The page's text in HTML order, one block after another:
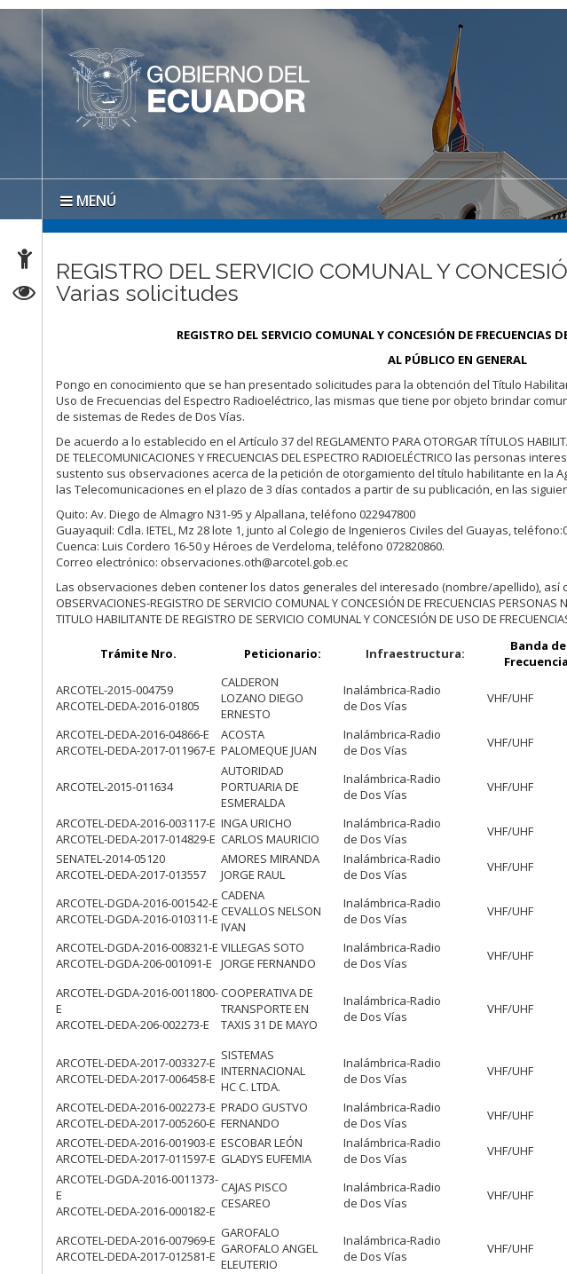
MENÚ
REGISTRO DEL SERVICIO COMUNAL Y
Varias solicitudes
REGISTRO DEL SERVICIO COMUNAL Y CONCESIÓN DE FRECUENCIAS
AL PÚBLICO EN GENERAL
Pongo en conocimiento que se han presentado solicitudes para la obtención del Título
Uso de Frecuencias del Espectro Radioeléctrico, las mismas que tiene por objeto brindar
de sistemas de Redes de Dos Vías.
De acuerdo a lo establecido en el Artículo 37 del REGLAMENTO PARA OTORGAR TÍTULOS
DE TELECOMUNICACIONES Y FRECUENCIAS DEL ESPECTRO RADIOELÉCTRICO las personas
sustento sus observaciones acerca de la petición de otorgamiento del título habilitante en la
las Telecomunicaciones en el plazo de 3 días contados a partir de su publicación, en las
Quito: Av. Diego de Almagro N31-95 y Alpallana, teléfono 022947800
Guayaquil: Cdla. IETEL, Mz 28 lote 1, junto al Colegio de Ingenieros Civiles del Guayas,
Cuenca: Luis Cordero 16-50 y Héroes de Verdeloma, teléfono 072820860.
Correo electrónico: observaciones.oth@arcotel.gob.ec
Las observaciones deben contener los datos generales del interesado (nombre/apellido), así
OBSERVACIONES-REGISTRO DE SERVICIO COMUNAL Y CONCESIÓN DE FRECUENCIAS PERSONAS
TITULO HABILITANTE DE REGISTRO DE SERVICIO COMUNAL Y CONCESIÓN DE USO DE
Trámite Nro. Peticionario: Infraestructura:
Banda de
ARCOTEL-2015-004759
ARCOTEL-DEDA-2016-01805
CALDERON
LOZANO DIEGO
ERNESTO
Inalámbrica-Radio
de Dos Vías
VHF/UHF
ARCOTEL-DEDA-2016-04866-E
ARCOTEL-DEDA-2017-011967-E
ACOSTA
PALOMEQUE JUAN
Inalámbrica-Radio
de Dos Vías
VHF/UHF
ARCOTEL-2015-011634
AUTORIDAD
PORTUARIA DE
ESMERALDA
Inalámbrica-Radio
de Dos Vías
VHF/UHF
ARCOTEL-DEDA-2016-003117-E
ARCOTEL-DEDA-2017-014829-E
INGA URICHO
CARLOS MAURICIO
Inalámbrica-Radio
de Dos Vías
VHF/UHF
SENATEL-2014-05120
ARCOTEL-DEDA-2017-013557
AMORES MIRANDA
JORGE RAUL
Inalámbrica-Radio
de Dos Vías
VHF/UHF
ARCOTEL-DGDA-2016-001542-E
ARCOTEL-DGDA-2016-010311-E
CADENA
CEVALLOS NELSON
IVAN
Inalámbrica-Radio
de Dos Vías
VHF/UHF
ARCOTEL-DGDA-2016-008321-E
ARCOTEL-DGDA-206-001091-E
VILLEGAS SOTO
JORGE FERNANDO
Inalámbrica-Radio
de Dos Vías
VHF/UHF
ARCOTEL-DGDA-2016-0011800-
E
ARCOTEL-DEDA-206-002273-E
COOPERATIVA DE
TRANSPORTE EN
TAXIS 31 DE MAYO
Inalámbrica-Radio
de Dos Vías
VHF/UHF
ARCOTEL-DEDA-2017-003327-E
ARCOTEL-DEDA-2017-006458-E
SISTEMAS
INTERNACIONAL
HC C. LTDA.
Inalámbrica-Radio
de Dos Vías
VHF/UHF
ARCOTEL-DEDA-2016-002273-E
ARCOTEL-DEDA-2017-005260-E
PRADO GUSTVO
FERNANDO
Inalámbrica-Radio
de Dos Vías
VHF/UHF
ARCOTEL-DEDA-2016-001903-E
ARCOTEL-DEDA-2017-011597-E
ESCOBAR LEÓN
GLADYS EUFEMIA
Inalámbrica-Radio
de Dos Vías
VHF/UHF
ARCOTEL-DGDA-2016-0011373-
E
ARCOTEL-DEDA-2016-000182-E
CAJAS PISCO
CESAREO
Inalámbrica-Radio
de Dos Vías
VHF/UHF
ARCOTEL-DEDA-2016-007969-E
ARCOTEL-DEDA-2017-012581-E
GAROFALO
GAROFALO ANGEL
ELEUTERIO
Inalámbrica-Radio
de Dos Vías
VHF/UHF